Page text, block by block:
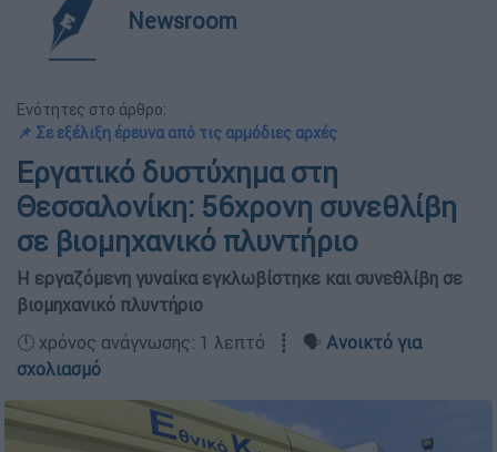
Newsroom
Ενότητες στο άρθρο:
📌 Σε εξέλιξη έρευνα από τις αρμόδιες αρχές
Εργατικό δυστύχημα στη
Θεσσαλονίκη: 56χρονη συνεθλίβη
σε βιομηχανικό πλυντήριο
Η εργαζόμενη γυναίκα εγκλωβίστηκε και συνεθλίβη σε
βιομηχανικό πλυντήριο
🕛 χρόνος ανάγνωσης: 1 λεπτό ┋ 🗣️ Ανοικτό για
σχολιασμό